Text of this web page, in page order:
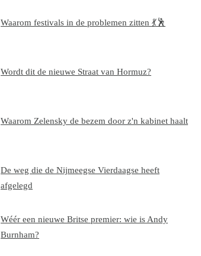
Waarom festivals in de problemen zitten 💃🕺
Wordt dit de nieuwe Straat van Hormuz?
Waarom Zelensky de bezem door z'n kabinet haalt
De weg die de Nijmeegse Vierdaagse heeft
afgelegd
Wéér een nieuwe Britse premier: wie is Andy
Burnham?